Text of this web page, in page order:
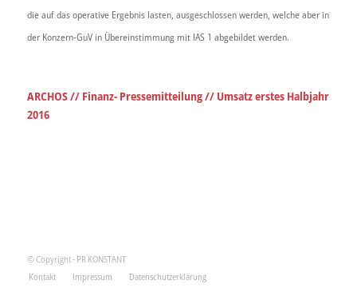
die auf das operative Ergebnis lasten, ausgeschlossen werden, welche aber in
der Konzern-GuV in Übereinstimmung mit IAS 1 abgebildet werden.
ARCHOS // Finanz- Pressemitteilung // Umsatz erstes Halbjahr
2016
© Copyright - PR KONSTANT
Kontakt
Impressum Datenschutzerklärung